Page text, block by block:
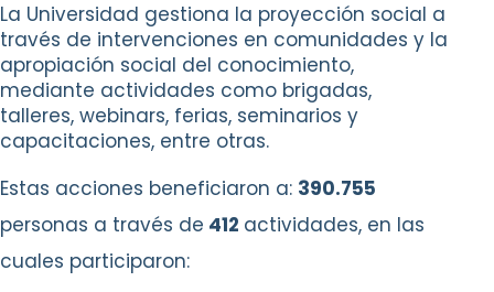
La Universidad gestiona la proyección social a
través de intervenciones en comunidades y la
apropiación social del conocimiento,
mediante actividades como brigadas,
talleres, webinars, ferias, seminarios y
capacitaciones, entre otras.
Estas acciones beneficiaron a: 390.755
personas a través de 412 actividades, en las
cuales participaron: